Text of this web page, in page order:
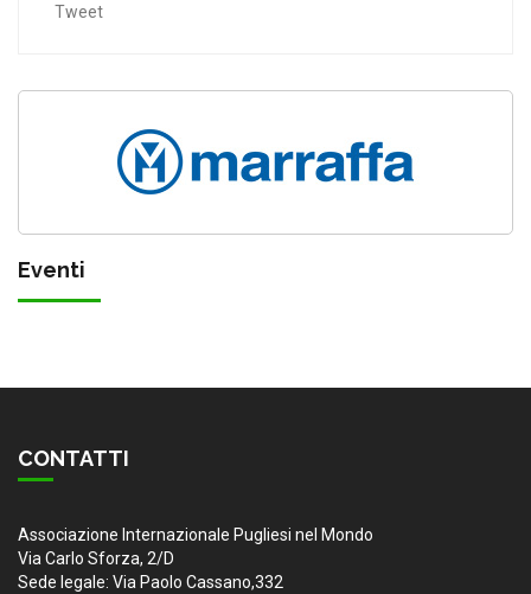
Tweet
Eventi
CONTATTI
Associazione Internazionale Pugliesi nel Mondo
Via Carlo Sforza, 2/D
Sede legale: Via Paolo Cassano,332